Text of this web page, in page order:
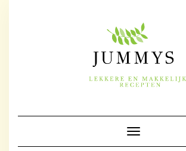
Toggle navigatie